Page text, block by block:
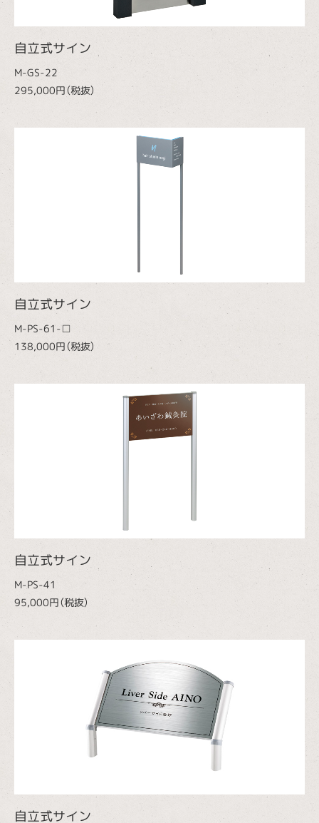
自立式サイン
M-GS-22
295,000円（税抜）
自立式サイン
M-PS-61-□
138,000円（税抜）
自立式サイン
M-PS-41
95,000円（税抜）
自立式サイン